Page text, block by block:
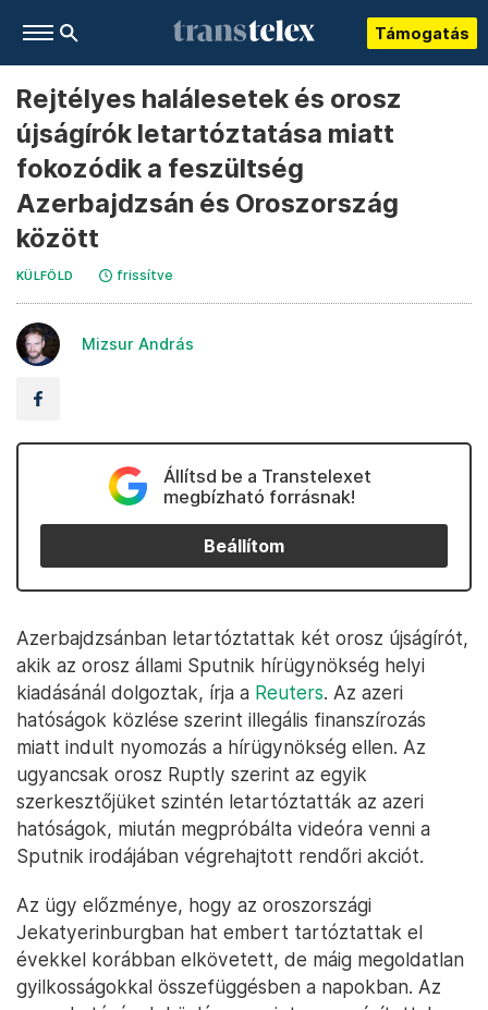
Támogatás
Rejtélyes halálesetek és orosz
újságírók letartóztatása miatt
fokozódik a feszültség
Azerbajdzsán és Oroszország
között
KÜLFÖLD frissítve
Mizsur András
Állítsd be a Transtelexet
megbízható forrásnak!
Beállítom
Azerbajdzsánban letartóztattak két orosz újságírót,
akik az orosz állami Sputnik hírügynökség helyi
kiadásánál dolgoztak, írja a Reuters. Az azeri
hatóságok közlése szerint illegális finanszírozás
miatt indult nyomozás a hírügynökség ellen. Az
ugyancsak orosz Ruptly szerint az egyik
szerkesztőjüket szintén letartóztatták az azeri
hatóságok, miután megpróbálta videóra venni a
Sputnik irodájában végrehajtott rendőri akciót.
Az ügy előzménye, hogy az oroszországi
Jekatyerinburgban hat embert tartóztattak el
évekkel korábban elkövetett, de máig megoldatlan
gyilkosságokkal összefüggésben a napokban. Az